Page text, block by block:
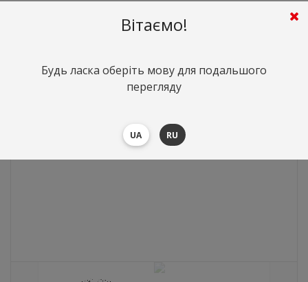
грн.
Вітаємо!
Будь ласка оберіть мову для подальшого
перегляду
UA RU